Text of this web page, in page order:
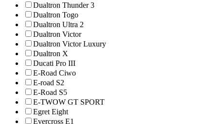
Dualtron Thunder 3
Dualtron Togo
Dualtron Ultra 2
Dualtron Victor
Dualtron Victor Luxury
Dualtron X
Ducati Pro III
E-Road Ciwo
E-road S2
E-Road S5
E-TWOW GT SPORT
Egret Eight
Evercross E1